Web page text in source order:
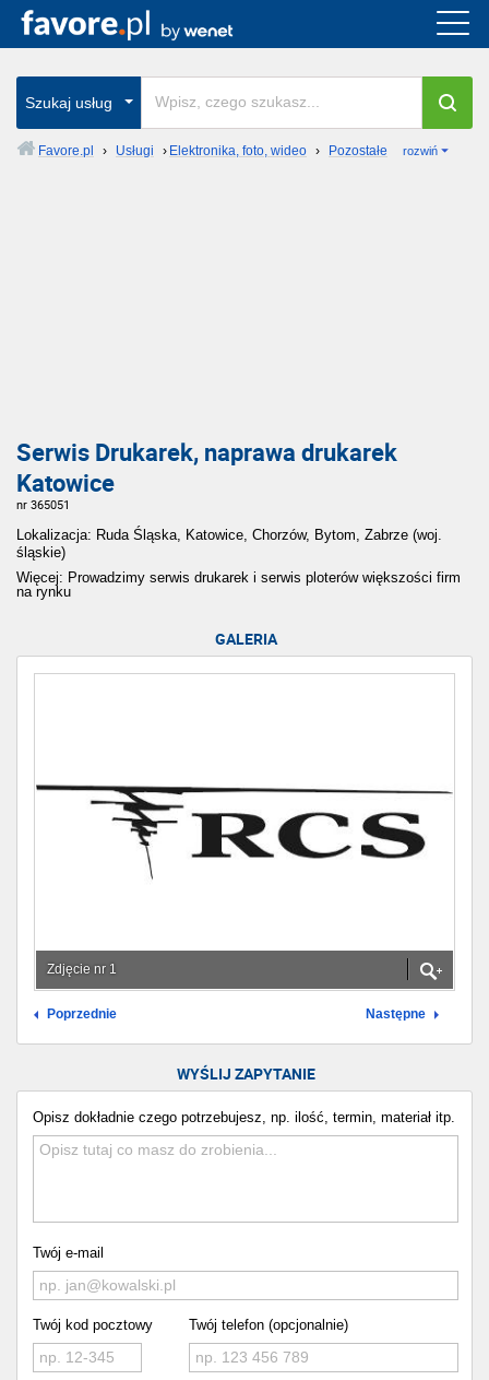
Szukaj usług
Favore.pl › Usługi › Elektronika, foto, wideo › Pozostałe rozwiń
Serwis Drukarek, naprawa drukarek
Katowice
nr 365051
Lokalizacja: Ruda Śląska, Katowice, Chorzów, Bytom, Zabrze (woj.
śląskie)
Więcej: Prowadzimy serwis drukarek i serwis ploterów większości firm
na rynku
GALERIA
Zdjęcie nr 1
Poprzednie Następne
WYŚLIJ ZAPYTANIE
Opisz dokładnie czego potrzebujesz, np. ilość, termin, materiał itp.
Twój e-mail
Twój kod pocztowy Twój telefon (opcjonalnie)